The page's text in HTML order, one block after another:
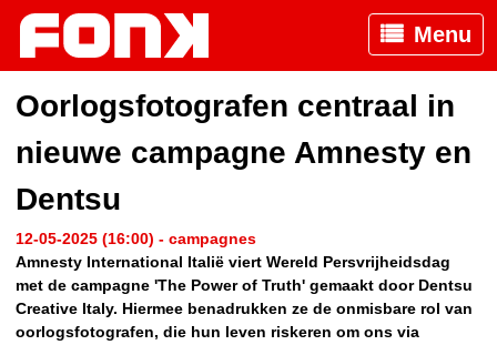
Menu
Oorlogsfotografen centraal in
nieuwe campagne Amnesty en
Dentsu
12-05-2025 (16:00) - campagnes
Amnesty International Italië viert Wereld Persvrijheidsdag
met de campagne 'The Power of Truth' gemaakt door Dentsu
Creative Italy. Hiermee benadrukken ze de onmisbare rol van
oorlogsfotografen, die hun leven riskeren om ons via